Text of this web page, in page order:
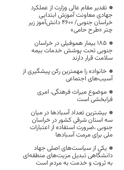
تقدیر مقام عالی وزارت از عملکرد
جهادی معاونت آموزش ابتدایی
خراسان جنوبی/ ۴۶۰۰ دانش‌آموز زیر
چتر «طرح حامی»
۱۸۵ بیمار هموفیلی در خراسان
جنوبی تحت پوشش خدمات بیمه
سلامت قرار دارند
خانواده را مهمترین رکن پیشگیری از
آسیب‌های اجتماعی
موضوع میراث فرهنگی، امری
فرابخشی است
بیشترین تعداد آسبادها در میان
سه استان شرقی کشور در خراسان
جنوبی ،ضرورت استفاده از اعتبارات
ملی برای مرمت آسبادها
یکی از سیاست‌های اصلی جهاد
دانشگاهی تبدیل مزیت‌های منطقه‌ای
به ثروت و خدمت به مردم است